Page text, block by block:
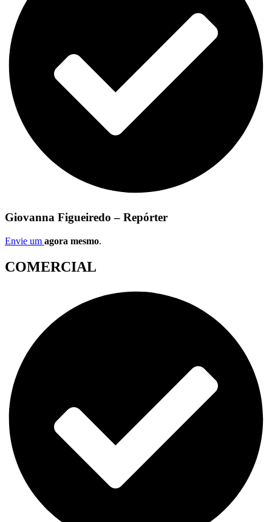
Giovanna Figueiredo – Repórter
Envie um agora mesmo.
COMERCIAL